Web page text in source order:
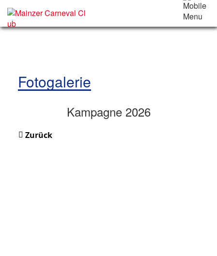
Fotogalerie
Kampagne 2026
Zurück